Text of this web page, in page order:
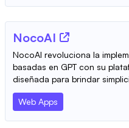
NocoAI
NocoAI revoluciona la
basadas en GPT con su
diseñada para brindar
Web Apps